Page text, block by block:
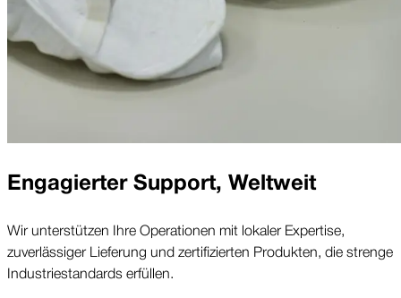
Engagierter Support, Welt­weit
Wir unterstützen Ihre Operationen mit lokaler Expertise,
zuverlässiger Lieferung und zertifizierten Produkten, die strenge
Industrie­standards erfüllen.